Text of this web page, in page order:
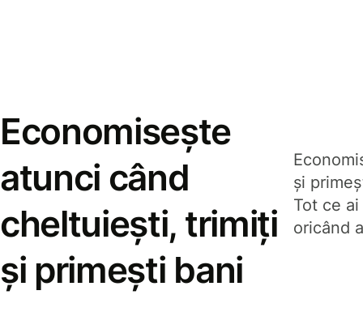
Economisește
atunci când
cheltuiești, trimiți
și primești bani
și
Tot ce
oricând